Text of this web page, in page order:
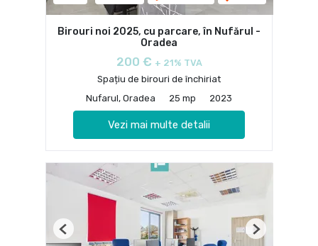
Birouri noi 2025, cu parcare, în Nufărul -
Oradea
200 € + 21% TVA
Spațiu de birouri de închiriat
Nufarul, Oradea
25 mp 2023
Vezi mai multe detalii
Previous Next